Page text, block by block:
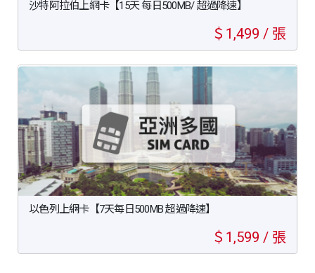
沙特阿拉伯上網卡【15天 每日500MB/ 超過降速】
＄1,499 / 張
以色列上網卡【7天每日500MB 超過降速】
＄1,599 / 張